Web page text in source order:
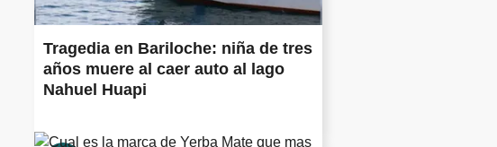
Tragedia en Bariloche: niña de tres
años muere al caer auto al lago
Nahuel Huapi